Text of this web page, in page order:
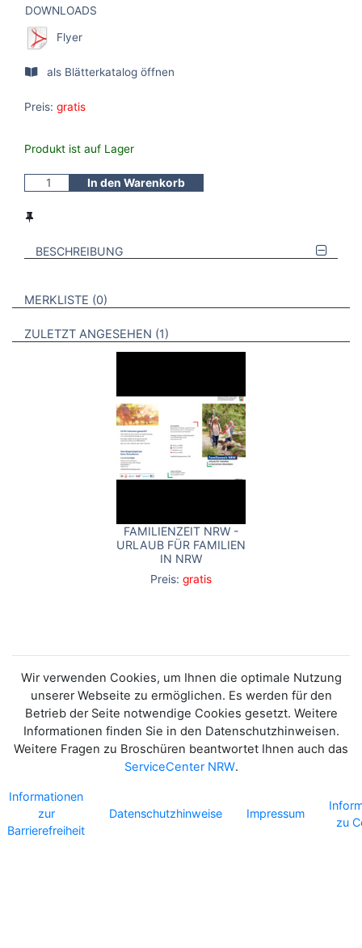
DOWNLOADS
Flyer
als Blätterkatalog öffnen
Preis: gratis
Produkt ist auf Lager
In den Warenkorb
BESCHREIBUNG
VERWEISE AUF VERMERKTE- ODER ZULETZT ANGESEHENE
MERKLISTE 0 BROSCHÜREN
ZULETZT ANGESEHEN 1 BROSCHÜREN
FAMILIENZEIT NRW -
URLAUB FÜR FAMILIEN
IN NRW
Preis: gratis
Wir verwenden Cookies, um Ihnen die optimale Nutzung
unserer Webseite zu ermöglichen. Es werden für den
Betrieb der Seite notwendige Cookies gesetzt. Weitere
Informationen finden Sie in den Datenschutzhinweisen.
Weitere Fragen zu Broschüren beantwortet Ihnen auch das
ServiceCenter NRW.
Informationen
zur
Barrierefreiheit
Datenschutzhinweise Impressum
zu